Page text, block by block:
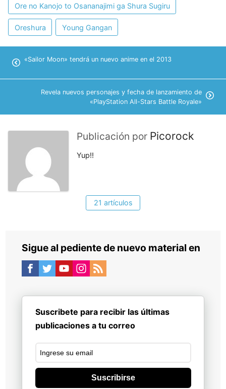
Ore no Kanojo to Osananajimi ga Shura Sugiru
Oreshura Young Gangan
«Sailor Moon» tendrá un nuevo anime en el 2013
Revela nuevos personajes y fecha de lanzamiento de
«PlayStation All-Stars Battle Royale»
Publicación por Picorock
Yup!!
21 artículos
Sigue al pediente de nuevo material en
Suscribete para recibir las últimas
publicaciones a tu correo
Suscribirse